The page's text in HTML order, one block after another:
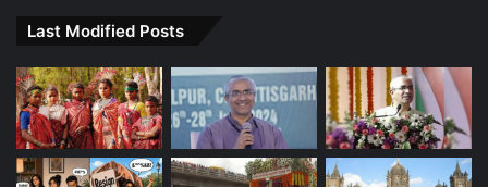
Last Modified Posts